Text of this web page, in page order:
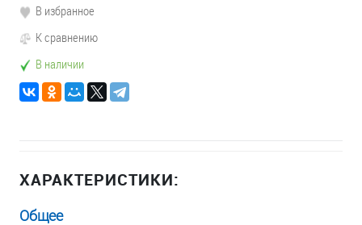
В избранное
К сравнению
В наличии
ХАРАКТЕРИСТИКИ:
Общее